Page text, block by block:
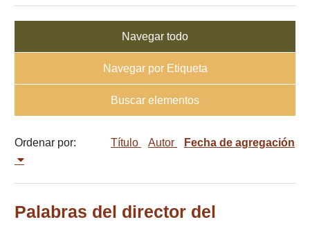
Navegar todo
Navegar por Etiqueta
Buscar elementos
Ordenar por: Título Autor Fecha de agregación
Palabras del director del